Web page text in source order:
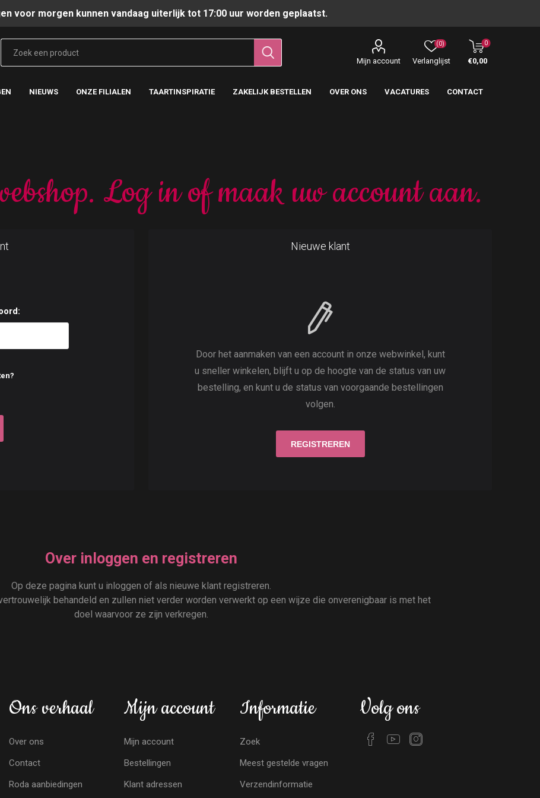
voor morgen kunnen vandaag uiterlijk tot 17:00 uur worden geplaatst.
Mijn account Verlanglijst
(0) 0
€0,00
NIEUWS ONZE FILIALEN TAARTINSPIRATIE ZAKELIJK BESTELLEN OVER ONS VACATURES CONTACT
Log in of maak uw account aan.
Nieuwe klant
Door het aanmaken van een account in onze webwinkel, kunt
u sneller winkelen, blijft u op de hoogte van de status van uw
bestelling, en kunt u de status van voorgaande bestellingen
volgen.
Over inloggen en registreren
Op deze pagina kunt u inloggen of als nieuwe klant registreren.
behandeld en zullen niet verder worden verwerkt op een wijze die onverenigbaar is met het
doel waarvoor ze zijn verkregen.
Ons verhaal
Over ons
Contact
Roda aanbiedingen
Mijn account
Mijn account
Bestellingen
Klant adressen
Informatie
Zoek
Meest gestelde vragen
Verzendinformatie
Volg ons